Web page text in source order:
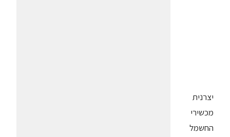
יצרנית
מכשירי
החשמל